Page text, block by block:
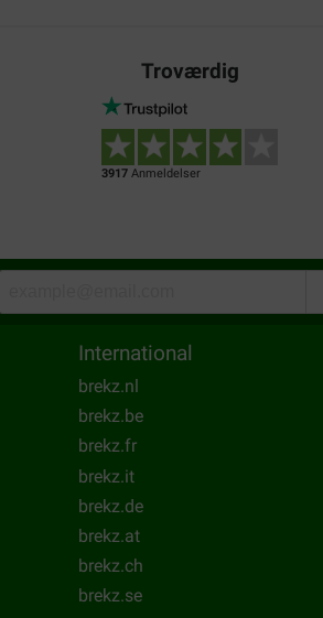
Troværdig
3917 Anmeldelser
International
brekz.nl
brekz.be
brekz.fr
brekz.it
brekz.de
brekz.at
brekz.ch
brekz.se